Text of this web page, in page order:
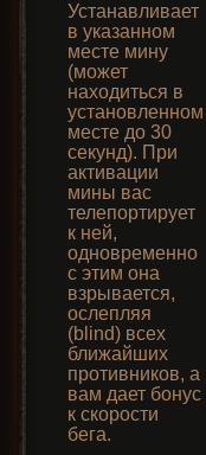
Устанавливает
в указанном
месте мину
(может
находиться в
установленном
месте до 30
секунд). При
активации
мины вас
телепортирует
к ней,
одновременно
с этим она
взрывается,
ослепляя
(blind) всех
ближайших
противников, а
вам дает бонус
к скорости
бега.